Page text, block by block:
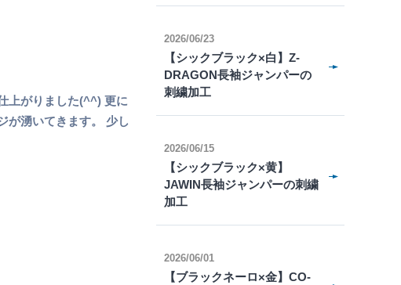
上がりました(^^) 更に
が湧いてきます。 少し
2026/06/23
【シックブラック×白】Z-
DRAGON長袖ジャンパーの
刺繍加工
2026/06/15
【シックブラック×黄】
JAWIN長袖ジャンパーの刺繍
加工
2026/06/01
【ブラックネーロ×金】CO-